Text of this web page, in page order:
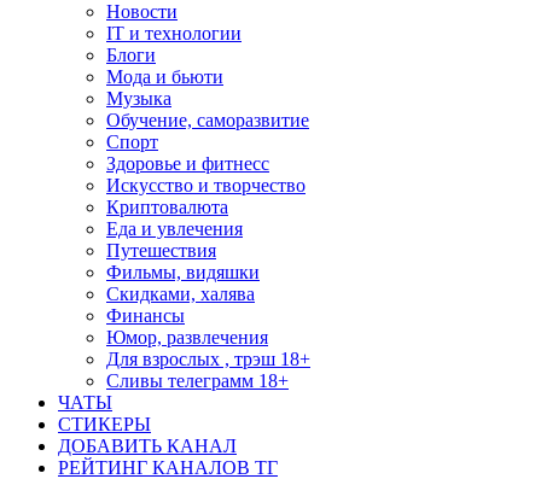
Новости
IT и технологии
Блоги
Мода и бьюти
Музыка
Обучение, саморазвитие
Спорт
Здоровье и фитнесс
Искусство и творчество
Криптовалюта
Еда и увлечения
Путешествия
Фильмы, видяшки
Скидками, халява
Финансы
Юмор, развлечения
Для взрослых , трэш 18+
Сливы телеграмм 18+
ЧАТЫ
СТИКЕРЫ
ДОБАВИТЬ КАНАЛ
РЕЙТИНГ КАНАЛОВ ТГ